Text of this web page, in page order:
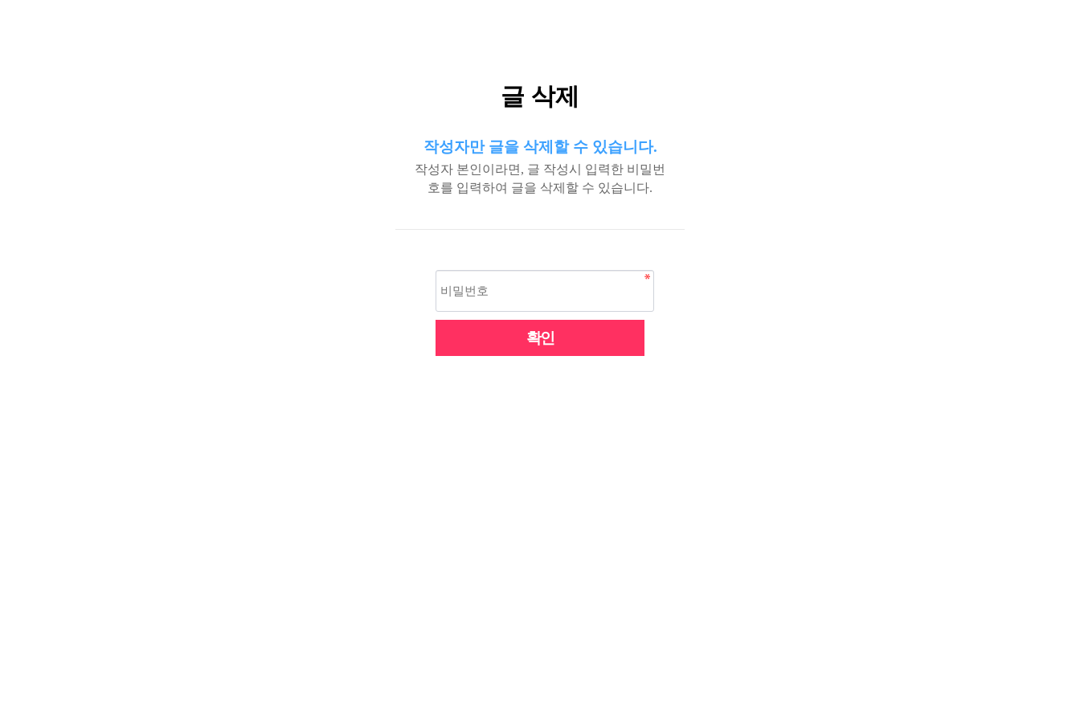
글 삭제
작성자만 글을 삭제할 수 있습니다.
작성자 본인이라면, 글 작성시 입력한 비밀번
호를 입력하여 글을 삭제할 수 있습니다.